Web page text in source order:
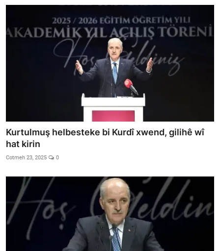
Kurtulmuş helbesteke bi Kurdî xwend, gilihê wî
hat kirin
Cotmeh 23, 2025 0